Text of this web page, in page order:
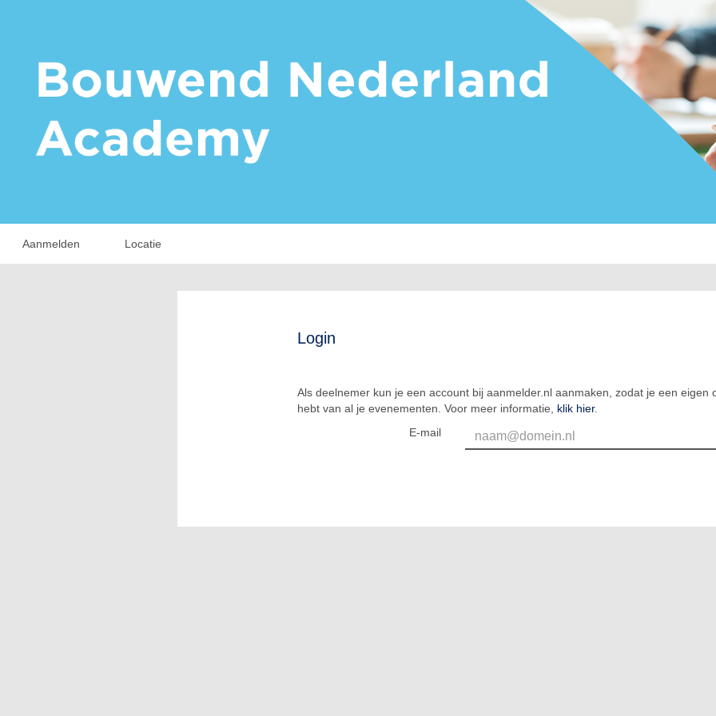
Aanmelden Locatie
Login
Als deelnemer kun je een account bij aanmelder.nl aanmaken, zodat je een eigen
hebt van al je evenementen. Voor meer informatie, klik hier.
E-mail